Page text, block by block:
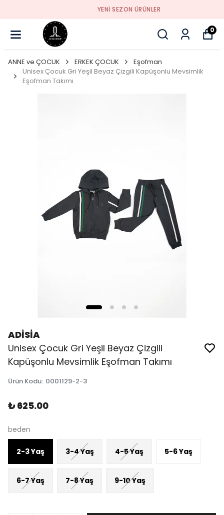
YENI SEZON ÜRÜNLER
0
ANNE ve ÇOCUK ERKEK ÇOCUK
Eşofman
Unisex Çocuk Gri Yeşil Beyaz Çizgili Kapüşonlu Mevsimlik
Eşofman Takımı
ADİSİA
Unisex Çocuk Gri Yeşil Beyaz Çizgili
Kapüşonlu Mevsimlik Eşofman Takımı
Ürün Kodu: 0001129-2-3
₺ 625.00
beden
2-3 Yaş 3-4 Yaş 4-5 Yaş 5-6 Yaş
6-7 Yaş 7-8 Yaş 9-10 Yaş